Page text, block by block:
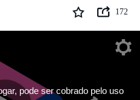
172
pode ser cobrado pelo uso